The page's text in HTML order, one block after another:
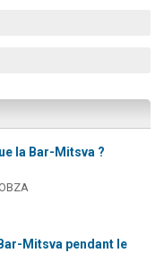
la Bar-Mitsva ?
Mitsva pendant le